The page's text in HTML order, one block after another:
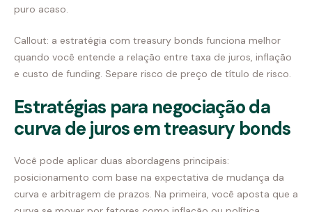
puro acaso.
Callout: a estratégia com treasury bonds funciona melhor
quando você entende a relação entre taxa de juros, inflação
e custo de funding. Separe risco de preço de título de risco.
Estratégias para negociação da
curva de juros em treasury bonds
Você pode aplicar duas abordagens principais:
posicionamento com base na expectativa de mudança da
curva e arbitragem de prazos. Na primeira, você aposta que a